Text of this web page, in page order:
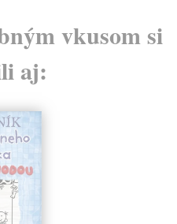
vkusom si
aj: